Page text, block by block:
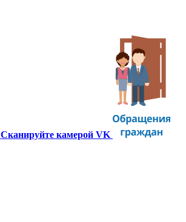
Сканируйте камерой VK